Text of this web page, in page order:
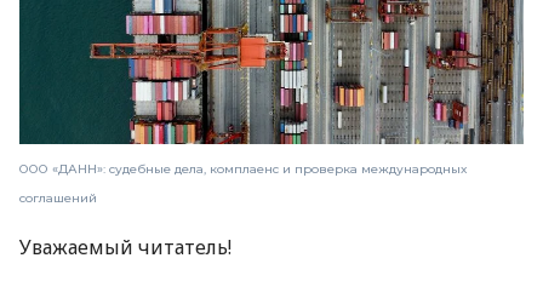
ООО «ДАНН»: судебные дела, комплаенс и проверка международных
соглашений
Уважаемый читатель!